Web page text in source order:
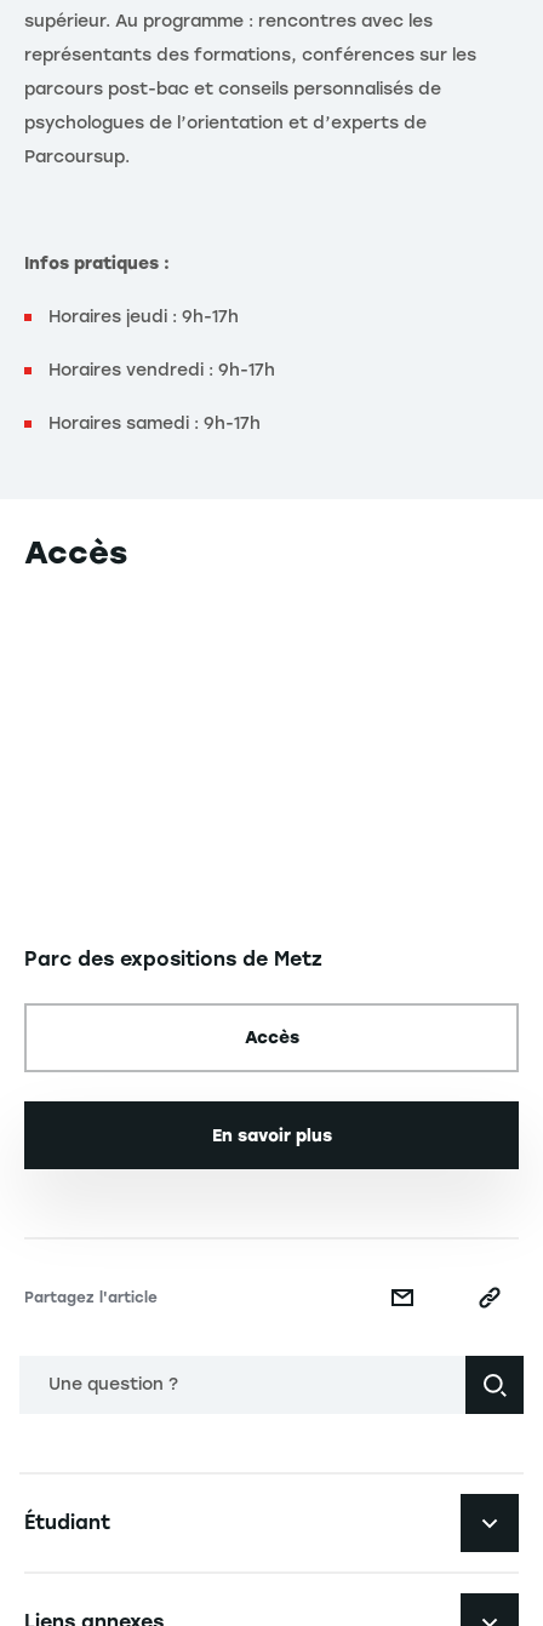
supérieur. Au programme : rencontres avec les
représentants des formations, conférences sur les
parcours post-bac et conseils personnalisés de
psychologues de l’orientation et d’experts de
Parcoursup.
Infos pratiques :
Horaires jeudi : 9h-17h
Horaires vendredi : 9h-17h
Horaires samedi : 9h-17h
Accès
Parc des expositions de Metz
Accès
En savoir plus
Partagez l'article
Une question ?
Étudiant